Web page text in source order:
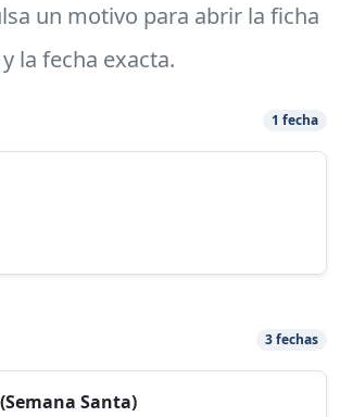
un motivo para abrir la ficha
la fecha exacta.
1 fecha
3 fechas
Santa)